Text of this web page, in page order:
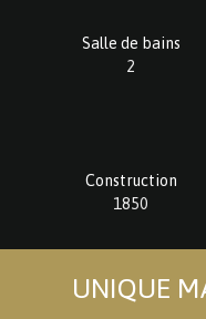
Salle de bains
2
Construction
1850
UNIQUE